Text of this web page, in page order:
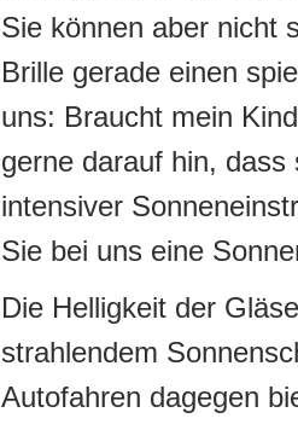
Sie können aber nicht
Brille gerade einen
uns: Braucht mein
gerne darauf hin,
intensiver
Sie bei uns eine
Die Helligkeit der
strahlendem
Autofahren dagegen